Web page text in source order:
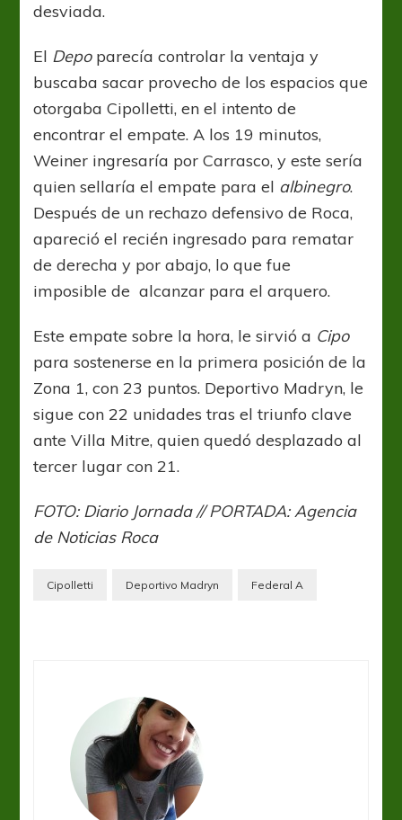
desviada.
El Depoparecía controlar la ventaja y
buscaba sacar provecho de los espacios que
otorgaba Cipolletti, en el intento de
encontrar el empate. A los 19 minutos,
Weiner ingresaría por Carrasco, y este sería
quien sellaría el empate para el albinegro.
Después de un rechazo defensivo de Roca,
apareció el recién ingresado para rematar
de derecha y por abajo, lo que fue
imposible de alcanzar para el arquero.
Este empate sobre la hora, le sirvió a Cipo
para sostenerse en la primera posición de la
Zona 1, con 23 puntos. Deportivo Madryn, le
sigue con 22 unidades tras el triunfo clave
ante Villa Mitre, quien quedó desplazado al
tercer lugar con 21.
FOTO: Diario Jornada // PORTADA: Agencia
de Noticias Roca
Cipolletti Deportivo Madryn Federal A